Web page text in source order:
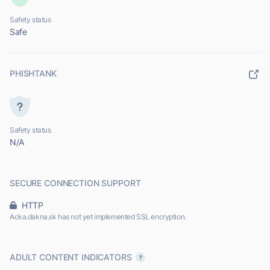
Safety status
Safe
PHISHTANK
Safety status
N/A
SECURE CONNECTION SUPPORT
HTTP
Acka.dakna.sk has not yet implemented SSL encryption.
ADULT CONTENT INDICATORS